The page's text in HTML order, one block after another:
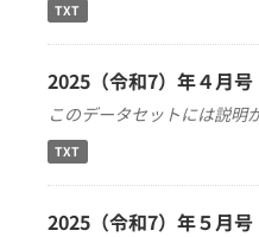
TXT
2025（令和7）年４月号
このデータセットには説明
TXT
2025（令和7）年５月号